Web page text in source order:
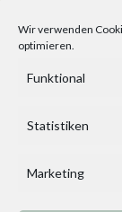
Wir verwenden
optimieren.
Funktional
Statistiken
Marketing